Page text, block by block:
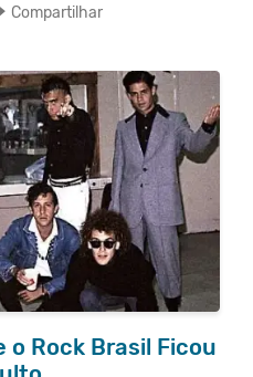
Compartilhar
o Rock Brasil Ficou